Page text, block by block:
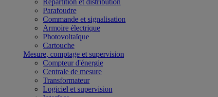
Répartition et distribution
Parafoudre
Commande et signalisation
Armoire électrique
Photovoltaïque
Cartouche
Mesure, comptage et supervision
Compteur d'énergie
Centrale de mesure
Transformateur
Logiciel et supervision